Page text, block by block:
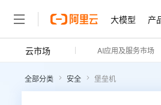
大模型 产
云市场 AI应用及服务市场
全部分类 安全 堡垒机